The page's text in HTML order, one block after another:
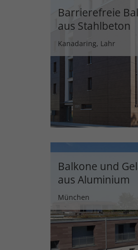
Barrierefreie
aus Stahlbeton
Kanadaring, Lahr
Balkone und
aus Aluminium
München